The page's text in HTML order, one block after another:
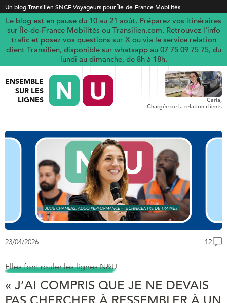
Un blog Transilien SNCF Voyageurs pour Île-de-France Mobilités
Le blog est en pause du 10 au 21 août. Préparez vos itinéraires
sur Île-de-France Mobilités ou Transilien.com. Retrouvez l'info
trafic et posez vos questions sur X ou via le service relation
client Transilien, disponible sur whatsapp au 07 75 09 75 75, du
lundi au dimanche, de 8h à 18h.
ENSEMBLE
SUR LES
LIGNES
Carla,
Chargée de la relation clients
23/04/2026 12
Elles font rouler les lignes N&U
« J’AI COMPRIS QUE JE NE DEVAIS